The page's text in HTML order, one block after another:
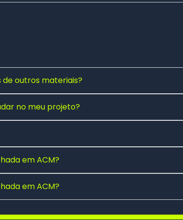
de outros materiais?
no meu projeto?
em ACM?
em ACM?